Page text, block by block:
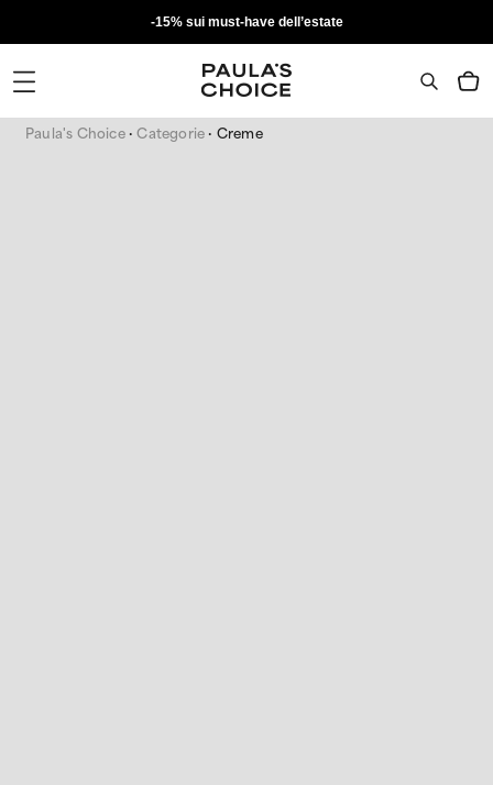
-15% sui must-have dell’estate
Paula's Choice Categorie Creme